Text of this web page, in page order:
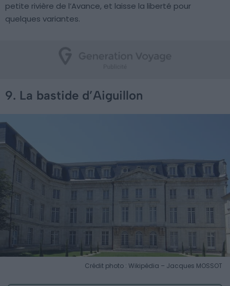
petite rivière de l’Avance, et laisse la liberté pour
quelques variantes.
9. La bastide d’Aiguillon
Crédit photo : Wikipédia – Jacques MOSSOT